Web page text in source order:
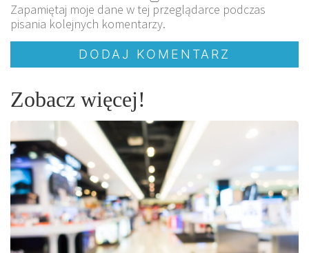
Zapamiętaj moje dane w tej przeglądarce podczas
pisania kolejnych komentarzy.
Zobacz więcej!